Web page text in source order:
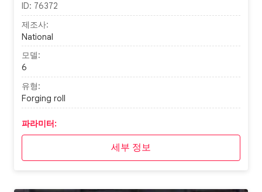
ID: 76372
제조사:
National
모델:
6
유형:
Forging roll
파라미터:
세부 정보